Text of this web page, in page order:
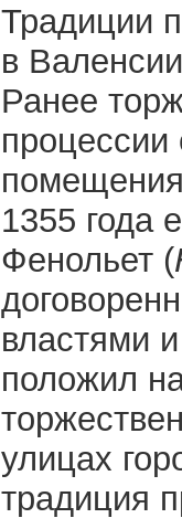
Традиции
в
Ранее
процессии
1355 года
Фенольет (
властями
положил
улицах
традиция